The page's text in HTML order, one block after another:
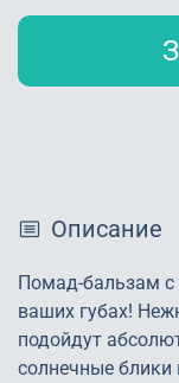
Описание
Помад-бальзам с
ваших губах!
подойдут
солнечные блики